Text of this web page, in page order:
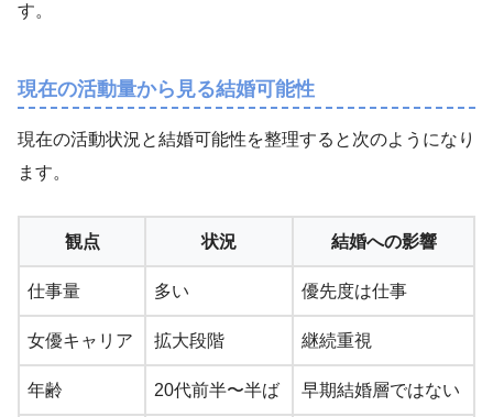
す。
現在の活動量から見る結婚可能性
現在の活動状況と結婚可能性を整理すると次のようになり
ます。
観点 状況 結婚への影響
仕事量 多い 優先度は仕事
女優キャリア 拡大段階 継続重視
年齢 20代前半〜半ば 早期結婚層ではない